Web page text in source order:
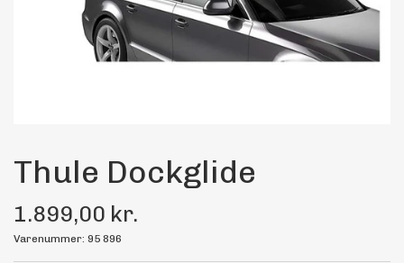
Transport Udstyr
Kemi
Thule Dockglide
1.899,00 kr.
Varenummer: 95 896